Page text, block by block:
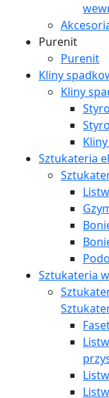
Purenit
Purenit
Kliny
Kliny
Sztukateria
Sztukateria